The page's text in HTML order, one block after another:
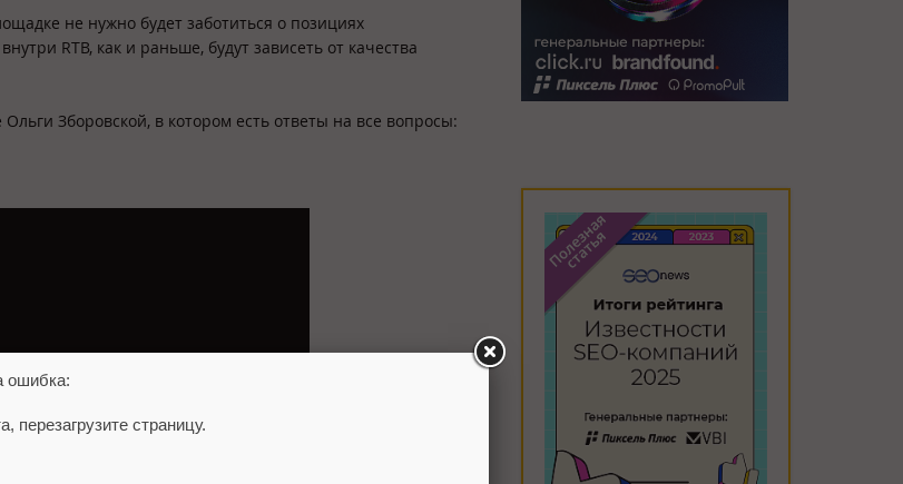
не нужно будет заботиться о позициях
RTB, как и раньше, будут зависеть от качества
Зборовской, в котором есть ответы на все вопросы:
ошибка:
перезагрузите страницу.